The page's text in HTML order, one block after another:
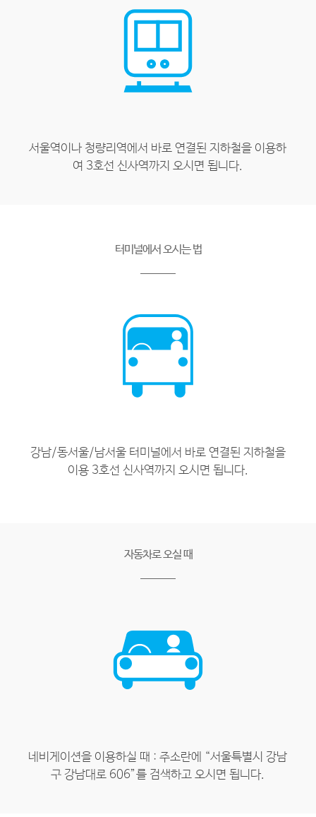
서울역이나 청량리역에서 바로 연결된 지하철을 이용하
여 3호선 신사역까지 오시면 됩니다.
터미널에서 오시는 법
강남/동서울/남서울 터미널에서 바로 연결된 지하철을
이용 3호선 신사역까지 오시면 됩니다.
자동차로 오실 때
네비게이션을 이용하실 때 : 주소란에 “서울특별시 강남
구 강남대로 606”를 검색하고 오시면 됩니다.